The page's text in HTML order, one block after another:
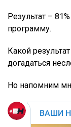
Результат –
программу.
Какой
догадаться
Но напомним